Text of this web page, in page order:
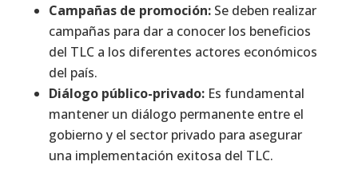
Campañas de promoción:Se deben realizar
campañas para dar a conocer los beneficios
del TLC a los diferentes actores económicos
del país.
Diálogo público-privado:Es fundamental
mantener un diálogo permanente entre el
gobierno y el sector privado para asegurar
una implementación exitosa del TLC.